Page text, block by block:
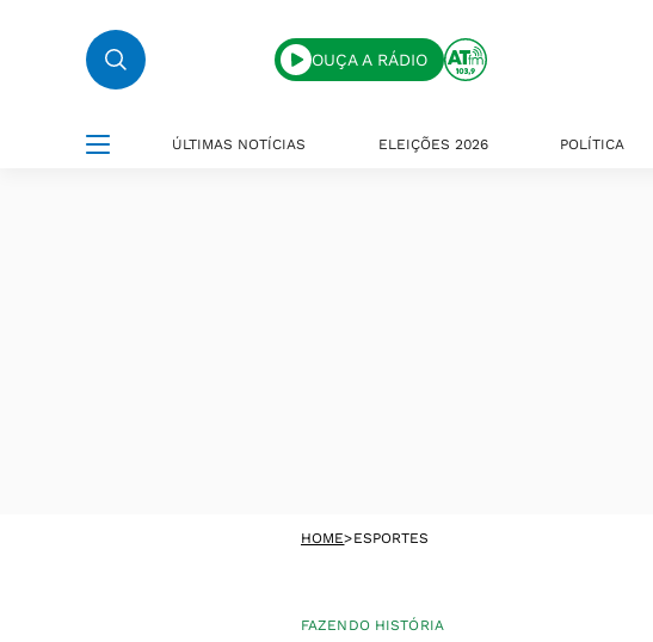
OUÇA A RÁDIO
ÚLTIMAS NOTÍCIAS ELEIÇÕES 2026 POLÍTICA
HOME>ESPORTES
FAZENDO HISTÓRIA